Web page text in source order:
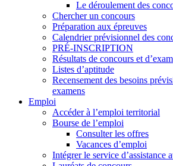
Le déroulement des
Chercher un concours
Préparation aux épreuves
Calendrier prévisionnel des
PRÉ-INSCRIPTION
Résultats de concours et
Listes d’aptitude
Recensement des besoins
examens
Emploi
Accéder à l’emploi territorial
Bourse de l’emploi
Consulter les offres
Vacances d’emploi
Intégrer le service d’assistance